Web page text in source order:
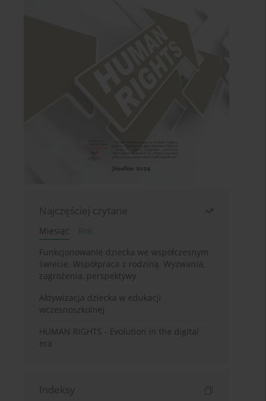
Najczęściej czytane
Miesiąc
Rok
Funkcjonowanie dziecka we współczesnym
świecie. Współpraca z rodziną. Wyzwania,
zagrożenia, perspektywy
Aktywizacja dziecka w edukacji
wczesnoszkolnej
HUMAN RIGHTS - Evolution in the digital
era
Indeksy